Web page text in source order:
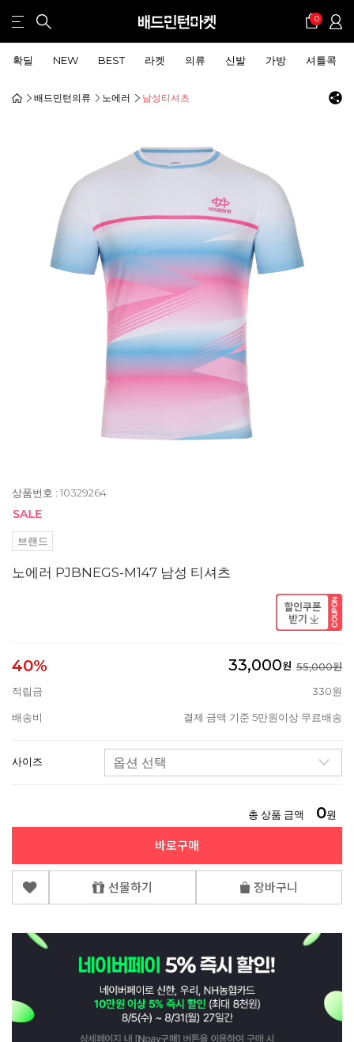
0
확딜 NEW BEST 라켓 의류 신발 가방 셔틀콕
배드민턴의류 노에러 남성티셔츠
상품번호 : 10329264
브랜드
노에러 PJBNEGS-M147 남성 티셔츠
40% 33,000원 55,000원
적립금
330원
배송비 결제 금액 기준 5만원이상 무료배송
사이즈
총 상품 금액 0원
바로구매
선물하기 장바구니